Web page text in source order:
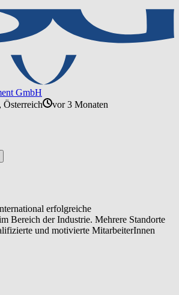
GmbH
Österreich
vor 3 Monaten
erfolgreiche
Bereich der Industrie. Mehrere Standorte
und motivierte MitarbeiterInnen
des Unternehmens bei. Ab sofort wird
Headquarter Kärnten im Raum St. Veit an
(m/w/d) (IFRS und/oder US